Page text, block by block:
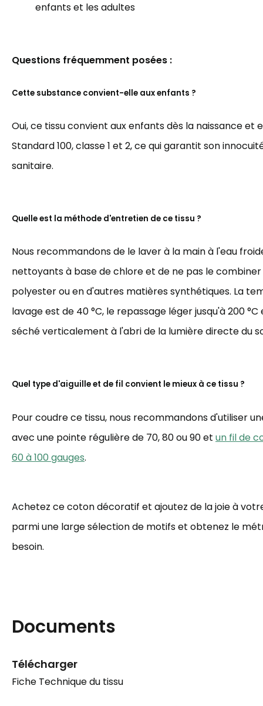
enfants et les adultes
Questions fréquemment posées :
Cette substance convient-elle aux enfants ?
Oui, ce tissu convient aux enfants dès la naissance et
Standard 100, classe 1 et 2, ce qui garantit son
sanitaire.
Quelle est la méthode d'entretien de ce tissu ?
Nous recommandons de le laver à la main à l'eau
nettoyants à base de chlore et de ne pas le
polyester ou en d'autres matières synthétiques. La
lavage est de 40 °C, le repassage léger jusqu'à 200
séché verticalement à l'abri de la lumière directe du
Quel type d'aiguille et de fil convient le mieux à ce tissu ?
Pour coudre ce tissu, nous recommandons d'utiliser
avec une pointe régulière de 70, 80 ou 90 et un fil de
60 à 100 gauges.
Achetez ce coton décoratif et ajoutez de la joie à
parmi une large sélection de motifs et obtenez le
besoin.
Documents
Télécharger
Fiche Technique du tissu